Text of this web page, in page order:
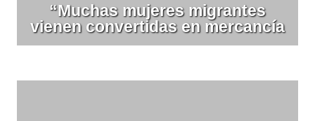
“Muchas mujeres migrantes
vienen convertidas en mercancía